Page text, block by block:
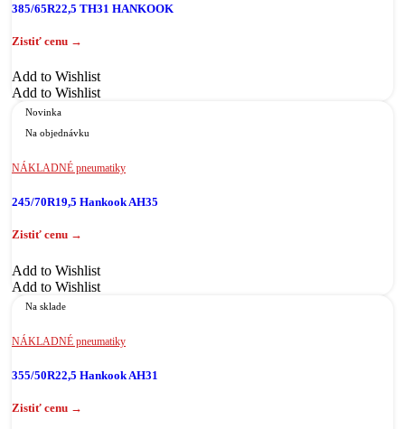
385/65R22,5 TH31 HANKOOK
Add to Wishlist
Add to Wishlist
Novinka
Na objednávku
NÁKLADNÉ pneumatiky
245/70R19,5 Hankook AH35
Add to Wishlist
Add to Wishlist
Na sklade
NÁKLADNÉ pneumatiky
355/50R22,5 Hankook AH31